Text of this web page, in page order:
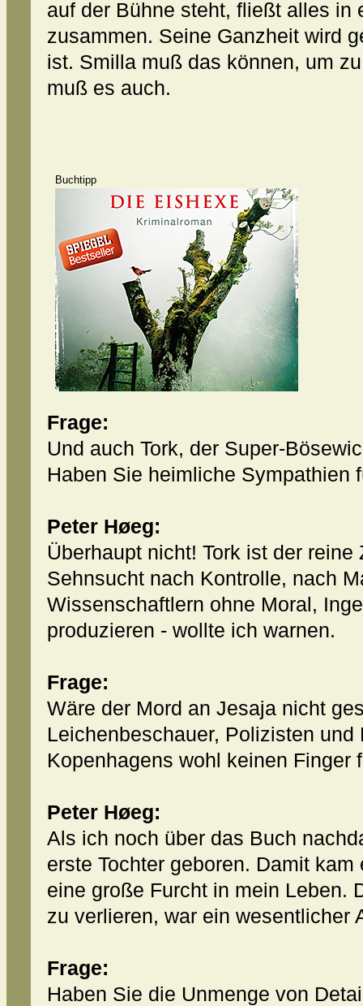
auf der Bühne steht, fließt alles in
zusammen. Seine Ganzheit wird
ist. Smilla muß das können, um
muß es auch.
Buchtipp
Frage:
Und auch Tork, der Super-
Haben Sie heimliche Sympathien
Peter Høeg:
Überhaupt nicht! Tork ist der
Sehnsucht nach Kontrolle, nach
Wissenschaftlern ohne Moral,
produzieren - wollte ich warnen.
Frage:
Wäre der Mord an Jesaja nicht
Leichenbeschauer, Polizisten und
Kopenhagens wohl keinen Finger
Peter Høeg:
Als ich noch über das Buch
erste Tochter geboren. Damit
eine große Furcht in mein Leben.
zu verlieren, war ein wesentlicher
Frage:
Haben Sie die Unmenge von